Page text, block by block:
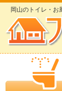
岡山のトイレ・お